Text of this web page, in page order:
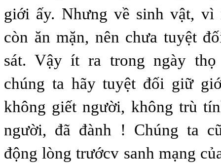
giới ấy. Nhưng về sinh vật, vì
còn ăn mặn, nên chưa tuyệt
sát. Vậy ít ra trong ngày
chúng ta hãy tuyệt đối giữ
không giết người, không trù
người, đã đành ! Chúng ta
động lòng trướcv sanh mạng